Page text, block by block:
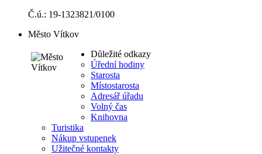
Č.ú.: 19-1323821/0100
Město Vítkov
Důležité odkazy
Úřední hodiny
Starosta
Místostarosta
Adresář úřadu
Volný čas
Knihovna
Turistika
Nákup vstupenek
Užitečné kontakty